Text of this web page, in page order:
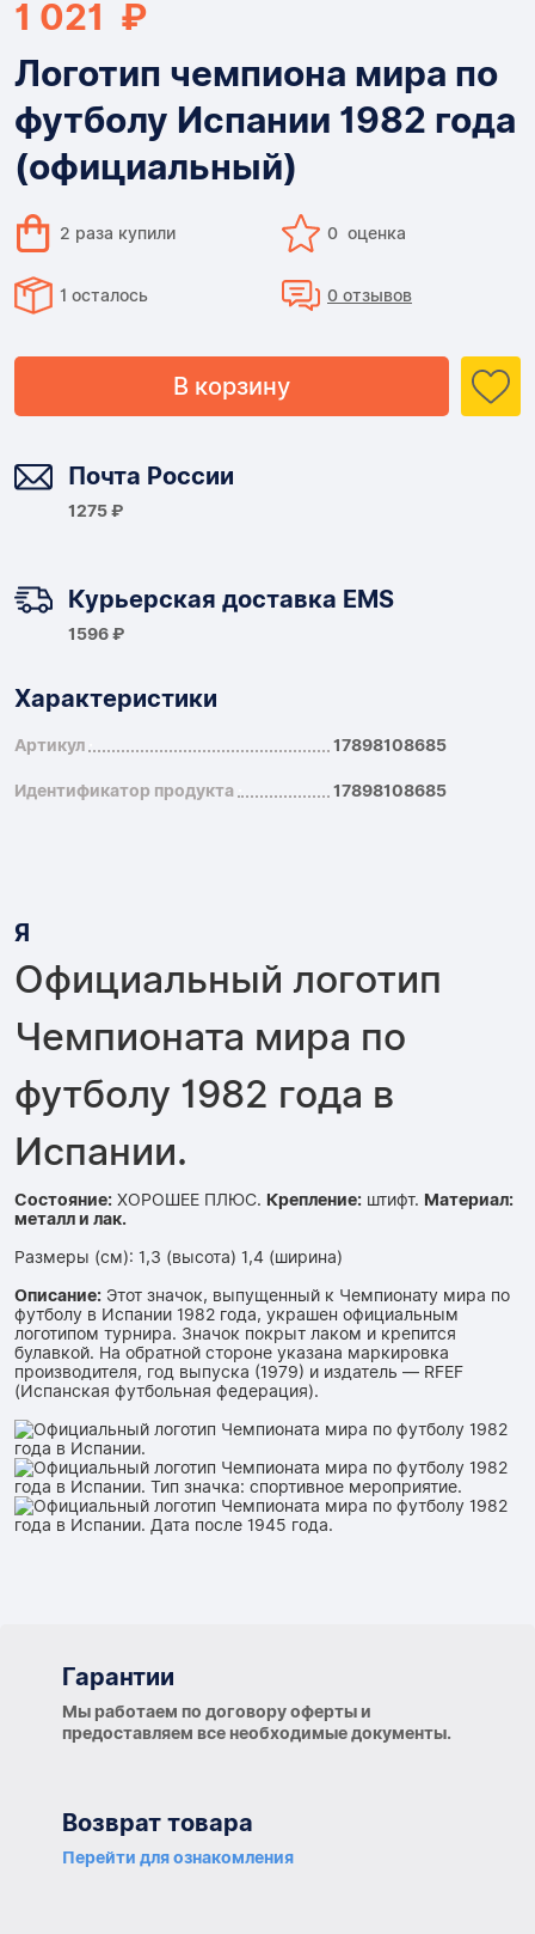
1 021 ₽
Логотип чемпиона мира по
футболу Испании 1982 года
(официальный)
2 раза купили 0 оценка
1 осталось 0 отзывов
В корзину
Почта России
1275 ₽
Курьерская доставка EMS
1596 ₽
Характеристики
Артикул 17898108685
Идентификатор продукта 17898108685
Я
Официальный логотип
Чемпионата мира по
футболу 1982 года в
Испании.
Состояние: ХОРОШЕЕ ПЛЮС. Крепление: штифт. Материал:
металл и лак.
Размеры (см): 1,3 (высота) 1,4 (ширина)
Описание: Этот значок, выпущенный к Чемпионату мира по
футболу в Испании 1982 года, украшен официальным
логотипом турнира. Значок покрыт лаком и крепится
булавкой. На обратной стороне указана маркировка
производителя, год выпуска (1979) и издатель — RFEF
(Испанская футбольная федерация).
Гарантии
Мы работаем по договору оферты и
предоставляем все необходимые документы.
Возврат товара
Перейти для ознакомления